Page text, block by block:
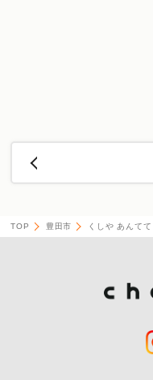
TOP 豊田市 くしや あんてて